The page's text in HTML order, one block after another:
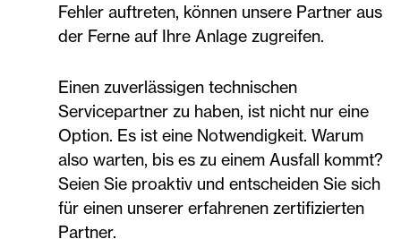
Fehler auftreten, können unsere Partner aus
der Ferne auf Ihre Anlage zugreifen.
Einen zuverlässigen technischen
Servicepartner zu haben, ist nicht nur eine
Option. Es ist eine Notwendigkeit. Warum
also warten, bis es zu einem Ausfall kommt?
Seien Sie proaktiv und entscheiden Sie sich
für einen unserer erfahrenen zertifizierten
Partner.